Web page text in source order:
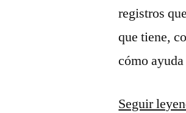
registros
que tiene,
cómo
Seguir